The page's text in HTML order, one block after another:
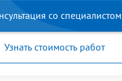
со специалистом
Узнать стоимость работ